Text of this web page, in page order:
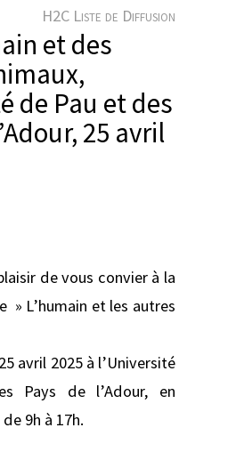
H2C Liste de Diffusion
et des
de Pau et des
25 avril
de vous convier à la
» L’humain et les autres
avril 2025 à l’Université
Pays de l’Adour, en
9h à 17h.